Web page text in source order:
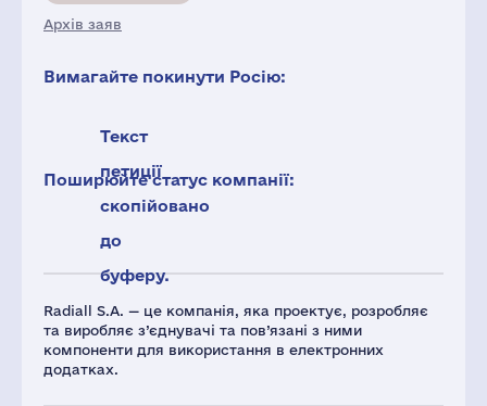
Radiall S.A. — це компанія, яка проектує, розробляє
та виробляє з’єднувачі та пов’язані з ними
компоненти для використання в електронних
додатках.
Архів заяв
Вимагайте покинути Росію:
Текст
петиції
скопійовано
до
буферу.
Поширюйте статус компанії: